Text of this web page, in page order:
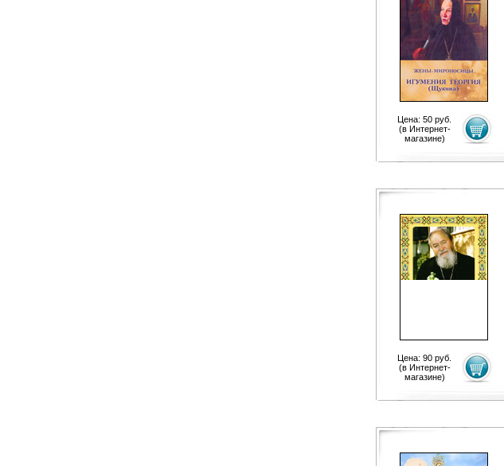
Цена: 50 руб.
(в Интернет-
магазине)
Цена: 90 руб.
(в Интернет-
магазине)